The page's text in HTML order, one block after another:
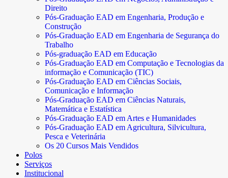
Direito
Pós-Graduação EAD em Engenharia, Produção e
Construção
Pós-Graduação EAD em Engenharia de Segurança do
Trabalho
Pós-graduação EAD em Educação
Pós-Graduação EAD em Computação e Tecnologias da
informação e Comunicação (TIC)
Pós-Graduação EAD em Ciências Sociais,
Comunicação e Informação
Pós-Graduação EAD em Ciências Naturais,
Matemática e Estatística
Pós-Graduação EAD em Artes e Humanidades
Pós-Graduação EAD em Agricultura, Silvicultura,
Pesca e Veterinária
Os 20 Cursos Mais Vendidos
Polos
Serviços
Institucional